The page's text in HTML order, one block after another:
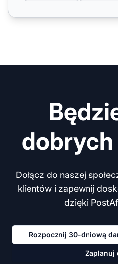
dobrych
Dołącz do naszej
klientów i zapewnij
dzięki
Rozpocznij 30-dniową
Zaplanuj